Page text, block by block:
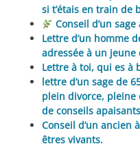
si t’étais en train de
Conseil d’un
Lettre d’un homme
adressée à un jeune
Lettre à toi, qui es à
lettre d’un sage de
plein divorce, pleine
de conseils apaisants
Conseil d’un ancien
êtres vivants.